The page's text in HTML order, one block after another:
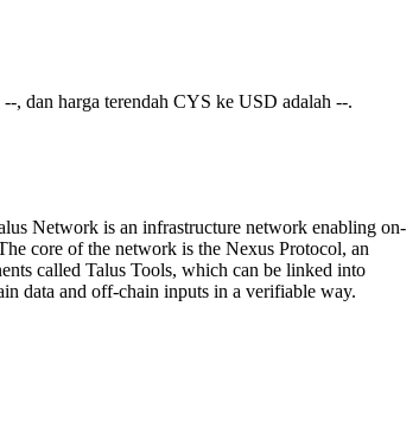
, dan harga terendah CYS ke USD adalah --.
Network is an infrastructure network enabling on-
core of the network is the Nexus Protocol, an
called Talus Tools, which can be linked into
data and off-chain inputs in a verifiable way.